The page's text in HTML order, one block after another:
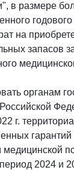
в размере
на
запасов
органам
г.
медицинской
2024 и